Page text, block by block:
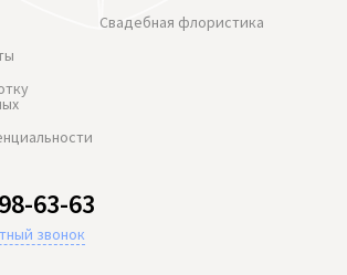
Свадебная флористика
63-63
звонок